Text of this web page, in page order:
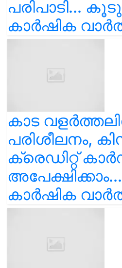
പരിപാടി...
കാർഷിക
കാട
പരിശീലനം,
ക്രെഡിറ്റ്
കാർഷിക